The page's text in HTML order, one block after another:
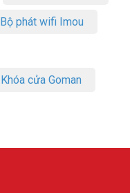
Bộ phát wifi Imou
Khóa cửa Goman